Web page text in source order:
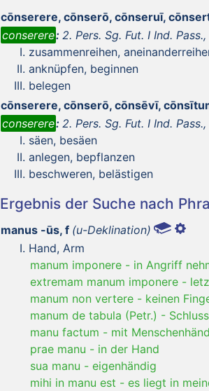
cōnserere, cōnserō, cōnseruī,
conserere: 2. Pers. Sg. Fut. I Ind.
zusammenreihen,
anknüpfen, beginnen
belegen
cōnserere, cōnserō, cōnsēvī,
conserere: 2. Pers. Sg. Fut. I Ind.
säen, besäen
anlegen, bepflanzen
beschweren, belästigen
Ergebnis der Suche nach
manus -ūs, f (u-Deklination)
Hand, Arm
manum imponere - in Angriff
extremam manum imponere -
manum non vertere - keinen
manum de tabula (Petr.) -
manu factum - mit
prae manu - in der Hand
sua manu - eigenhändig
mihi in manu est - es liegt in